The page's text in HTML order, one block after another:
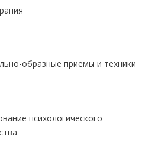
образные приемы и техники
психологического